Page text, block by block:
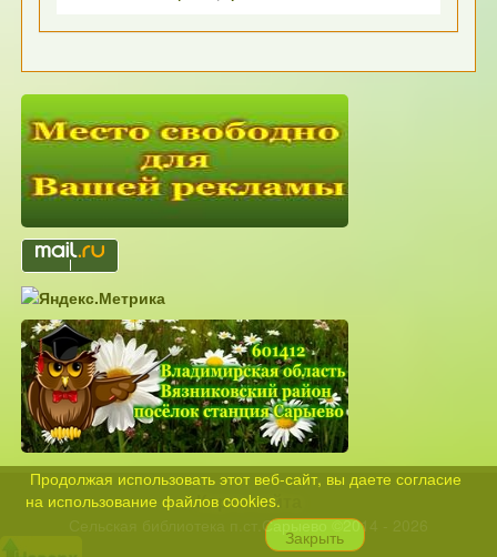
Продолжая использовать этот веб-сайт, вы даете согласие
на использование файлов cookies.
Карта сайта
Сельская библиотека п.ст.Сарыево ©2014 - 2026